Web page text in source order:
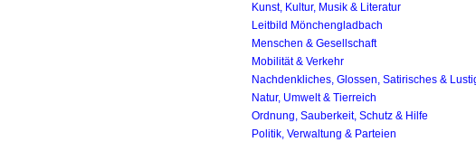
Kunst, Kultur, Musik & Literatur
Leitbild Mönchengladbach
Menschen & Gesellschaft
Mobilität & Verkehr
Nachdenkliches, Glossen, Satirisches &
Natur, Umwelt & Tierreich
Ordnung, Sauberkeit, Schutz & Hilfe
Politik, Verwaltung & Parteien